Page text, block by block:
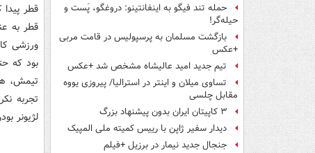
حمله تند فیگو به اینفانتینو: دروغگو، پَست‌ و
حیله‌گر!
بازگشت مسلمان به پرسپولیس در قامت مربی
+عکس
تیم جدید امید عالیشاه مشخص شد +عکس
تساوی میلان و اینتر در استرالیا/ پیروزی یووه
مقابل چلسی
۳ کاپیتان ایران بدون پیشنهاد بزرگ
دیدار سفیر ژاپن با رییس کمیته ملی المپیک
جنجال جدید نیمار در برزیل +فیلم
قطر
قطر به
ورزشی
بود که
تیمش،
تجربه
لژیونر